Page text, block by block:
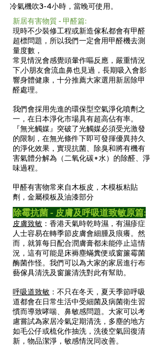
冷氣機吹3-4小時 ， 當晚可使用。
新居有害物質 - 甲醛篇:
現時不少裝修工程或新造傢私都會有甲醛
超標問題，所以我們一定會用甲醛機去測
量度數，
常見情況會感覺頭暈作嘔反應，嚴重情況
下,小朋友會流血鼻也見過，長期吸入會影
響身體健康，十分推薦大家選用新居除甲
醛處理。
我們會採用先進的環保型空氣淨化噴劑之
一，在日本淨化市場具有超高佔有率。
『無光觸媒』突破了光觸媒必須受光激發
的限制，在無光條件下即可發揮優異持久
的淨化效果，實現抗菌、除臭和將有機有
害氣體分解為（二氧化碳+水）的除醛、淨
味過程。
甲醛有害物常來自木板皮，木模板粘貼
劑，金屬模板及油漆部分
除霉抗菌 - 皮膚及呼吸道致敏原篇:
皮膚致敏 ：香港天氣時乾時濕，有濕疹症
人士容易在轉季節皮膚會細腫及痕癢。然
而，就算每日配合潤膚膏都未能停止這情
況，這有可能是床褥塵蟎糞便或窗簾霉菌
酶菌作怪。我們可以為大家的家居進行布
藝傢具清洗及窗簾清洗對此有幫助。
呼吸道致敏 ：不只在冬天，夏天季節呼吸
道都會在日常生活中受細菌及病菌衛生習
慣而導致哮喘、鼻敏感問題。大家可以考
慮嘗試為家居冷氣定期清洗，多塵的地方
如毛公仔或梳化作抽洗，洗後空氣回復清
新，物品潔淨，敏感情況同改善。